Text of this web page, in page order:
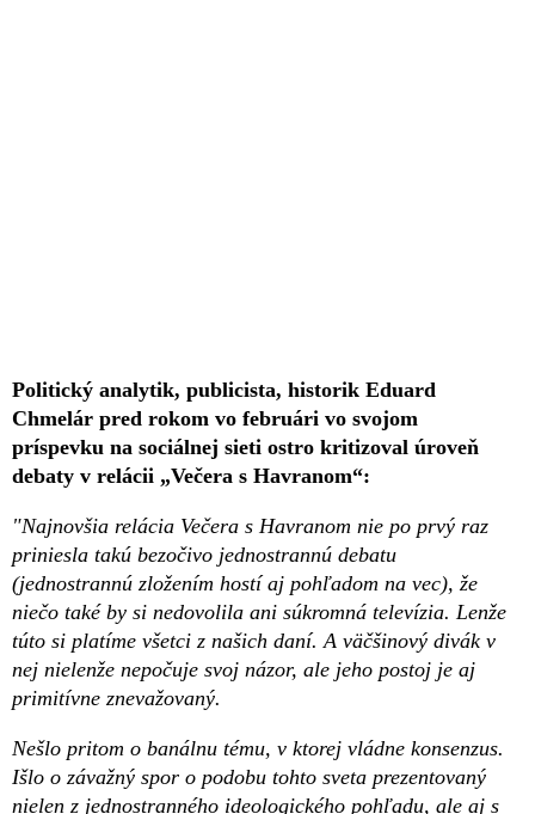
Politický analytik, publicista, historik Eduard
Chmelár pred rokom vo februári vo svojom
príspevku na sociálnej sieti ostro kritizoval úroveň
debaty v relácii „Večera s Havranom“:
"Najnovšia relácia Večera s Havranom nie po prvý raz
priniesla takú bezočivo jednostrannú debatu
(jednostrannú zložením hostí aj pohľadom na vec), že
niečo také by si nedovolila ani súkromná televízia. Lenže
túto si platíme všetci z našich daní. A väčšinový divák v
nej nielenže nepočuje svoj názor, ale jeho postoj je aj
primitívne znevažovaný.
Nešlo pritom o banálnu tému, v ktorej vládne konsenzus.
Išlo o závažný spor o podobu tohto sveta prezentovaný
nielen z jednostranného ideologického pohľadu, ale aj s